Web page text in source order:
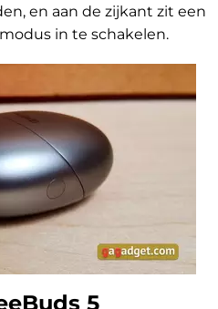
en aan de zijkant zit een
in te schakelen.
5